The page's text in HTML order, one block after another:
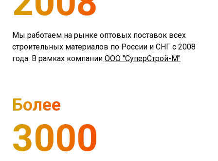
Мы работаем на рынке оптовых поставок всех
строительных материалов по России и СНГ с 2008
года. В рамках компании ООО "СуперСтрой-М"
Более
3000